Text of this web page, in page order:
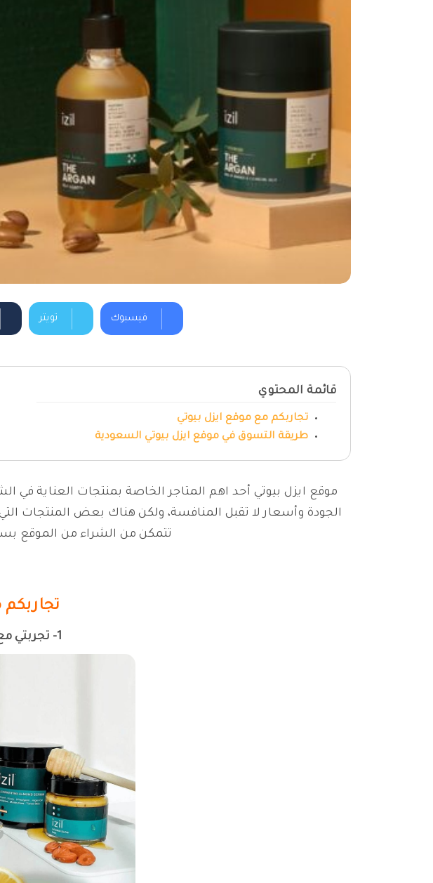
فيسبوك تويتر
قائمة المحتوي
تجاربكم مع موقع ايزل بيوتي
طريقة التسوق في موقع ايزل بيوتي السعودية
موقع ايزل بيوتي أحد اهم المتاجر الخاصة بمنتجات العناية في
الجودة وأسعار لا تقبل المنافسة، ولكن هناك بعض المنتجات
تتمكن من الشراء من الموقع
1- تجربتي مع موقع ايزل بيوتي (الأولى)